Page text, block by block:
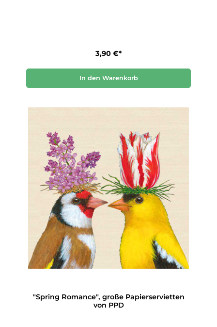
3,90 €*
In den Warenkorb
"Spring Romance", große Papierservietten
von PPD